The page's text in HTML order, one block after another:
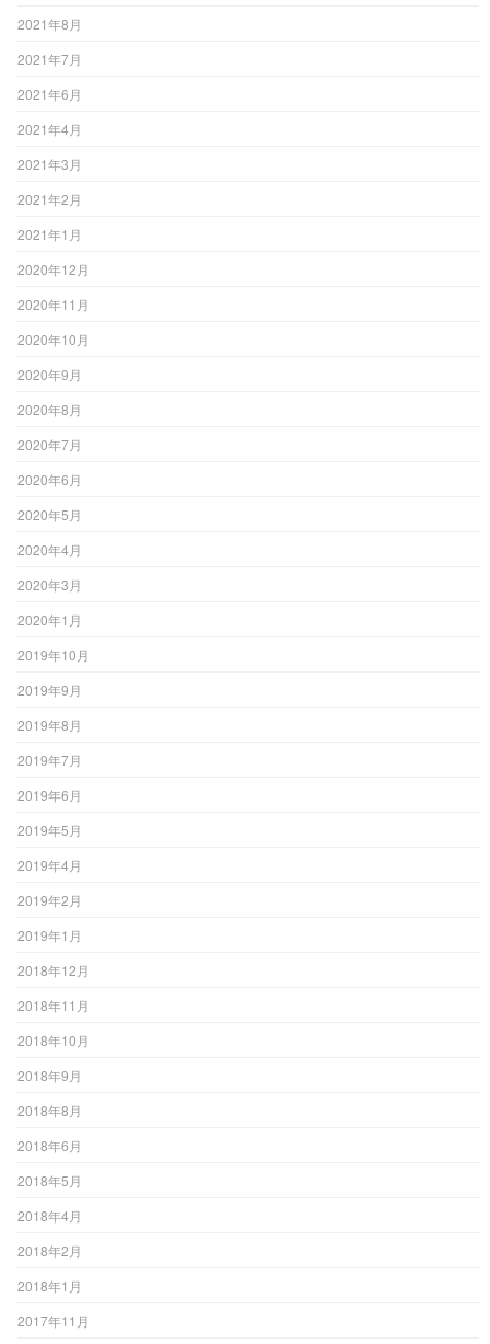
2021年8月
2021年7月
2021年6月
2021年4月
2021年3月
2021年2月
2021年1月
2020年12月
2020年11月
2020年10月
2020年9月
2020年8月
2020年7月
2020年6月
2020年5月
2020年4月
2020年3月
2020年1月
2019年10月
2019年9月
2019年8月
2019年7月
2019年6月
2019年5月
2019年4月
2019年2月
2019年1月
2018年12月
2018年11月
2018年10月
2018年9月
2018年8月
2018年6月
2018年5月
2018年4月
2018年2月
2018年1月
2017年11月